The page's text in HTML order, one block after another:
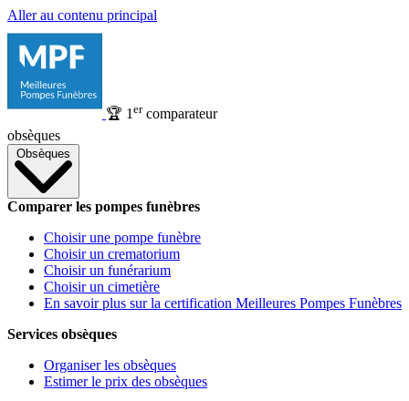
Aller au contenu principal
🏆 1 ercomparateur
obsèques
Obsèques
Comparer les pompes funèbres
Choisir une pompe funèbre
Choisir un crematorium
Choisir un funérarium
Choisir un cimetière
En savoir plus sur la certification Meilleures Pompes Funèbres
Services obsèques
Organiser les obsèques
Estimer le prix des obsèques